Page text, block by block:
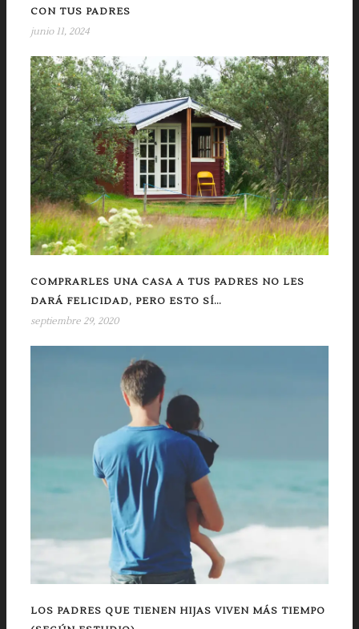
CON TUS PADRES
junio 11, 2024
COMPRARLES UNA CASA A TUS PADRES NO LES
DARÁ FELICIDAD, PERO ESTO SÍ…
septiembre 29, 2020
LOS PADRES QUE TIENEN HIJAS VIVEN MÁS TIEMPO